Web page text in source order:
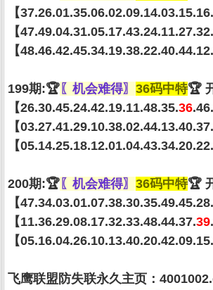
【
【
【
199期:🏆〖机会难得〗 36码中特🏆
【26.30.45.24.42.19.11.48.35.36
【
【
200期:🏆〖机会难得〗 36码中特🏆
【
【11.36.29.08.17.32.33.48.44.37.39
【
飞鹰联盟防失联永久主页：